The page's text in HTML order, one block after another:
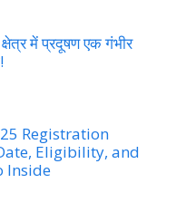
क्षेत्र में प्रदूषण एक गंभीर
Registration
Eligibility, and
Inside